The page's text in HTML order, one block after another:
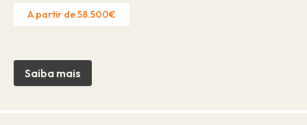
A partir de 58.500€
Saiba mais